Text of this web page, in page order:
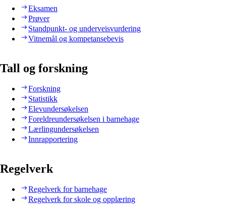
Eksamen
Prøver
Standpunkt- og underveisvurdering
Vitnemål og kompetansebevis
Tall og forskning
Forskning
Statistikk
Elevundersøkelsen
Foreldreundersøkelsen i barnehage
Lærlingundersøkelsen
Innrapportering
Regelverk
Regelverk for barnehage
Regelverk for skole og opplæring